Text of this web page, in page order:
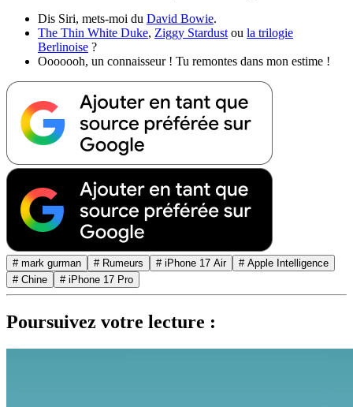
Dis Siri, mets-moi du David Bowie.
The Thin White Duke, Ziggy Stardust ou la trilogie
Berlinoise ?
Ooooooh, un connaisseur ! Tu remontes dans mon estime !
# mark gurman # Rumeurs # iPhone 17 Air
# Apple Intelligence
# Chine
# iPhone 17 Pro
Poursuivez votre lecture :